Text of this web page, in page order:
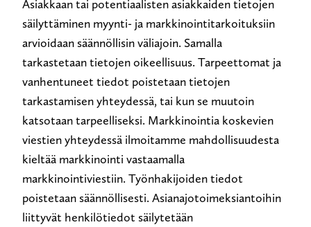
Asiakkaan tai potentiaalisten asiakkaiden tietojen
säilyttäminen myynti- ja markkinointitarkoituksiin
arvioidaan säännöllisin väliajoin. Samalla
tarkastetaan tietojen oikeellisuus. Tarpeettomat ja
vanhentuneet tiedot poistetaan tietojen
tarkastamisen yhteydessä, tai kun se muutoin
katsotaan tarpeelliseksi. Markkinointia koskevien
viestien yhteydessä ilmoitamme mahdollisuudesta
kieltää markkinointi vastaamalla
markkinointiviestiin. Työnhakijoiden tiedot
poistetaan säännöllisesti. Asianajotoimeksiantoihin
liittyvät henkilötiedot säilytetään